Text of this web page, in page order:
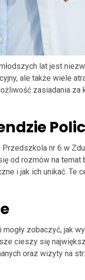
lat jest
ale także wiele
zasiadania
nr 6 w
od rozmów na
i jak ich unikać. Te
zobaczyć, jak
cieszy się
oraz wizyty na